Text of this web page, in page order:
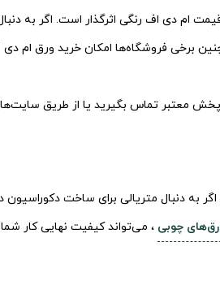
قیمت ام دی اف رنگی اثرگذار است. اگر به
پخش معتبر تماس بگیرید یا از طریق
اگر به دنبال متریالی برای ساخت
چوبی ، می‌تواند کیفیت نهایی کار